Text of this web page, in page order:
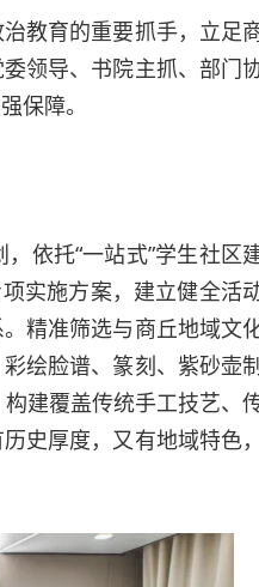
教育的重要抓手，立足
领导、书院主抓、部门
保障。
依托“一站式”学生社区
实施方案，建立健全活
精准筛选与商丘地域文
绘脸谱、篆刻、紫砂壶
建覆盖传统手工技艺、
史厚度，又有地域特色，